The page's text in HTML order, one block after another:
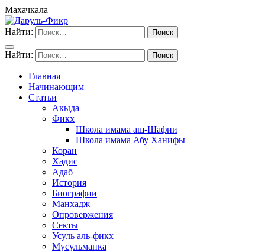
Махачкала
Найти:
Найти:
Главная
Начинающим
Статьи
Акыда
Фикх
Школа имама аш-Шафии
Школа имама Абу Ханифы
Коран
Хадис
Адаб
История
Биографии
Манхадж
Опровержения
Секты
Усуль аль-фикх
Мусульманка